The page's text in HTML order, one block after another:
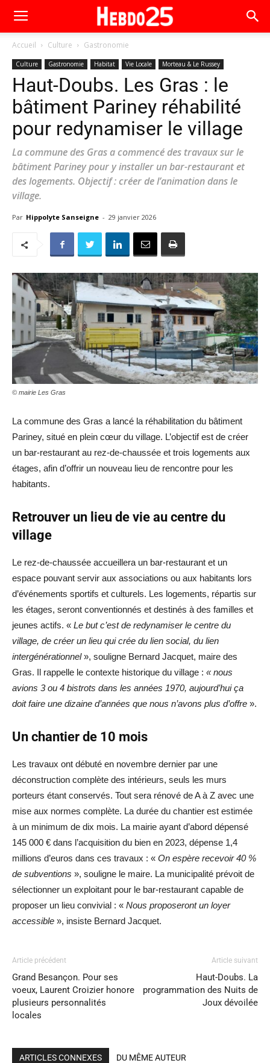
Accueil Culture Gastronomie
Culture Gastronomie Habitat Vie Locale Morteau & Le Russey
Haut-Doubs. Les Gras : le
bâtiment Pariney réhabilité
pour redynamiser le village
La commune des Gras a commencé des travaux sur le
bâtiment Pariney pour y installer un bar-restaurant et
des logements. Objectif : créer de l’animation dans le
village.
Par Hippolyte Sanseigne - 29 janvier 2026
© mairie Les Gras
La commune des Gras a lancé la réhabilitation du bâtiment
Pariney, situé en plein cœur du village. L’objectif est de créer
un bar-restaurant au rez-de-chaussée et trois logements aux
étages, afin d’offrir un nouveau lieu de rencontre pour les
habitants.
Retrouver un lieu de vie au centre du
village
Le rez-de-chaussée accueillera un bar-restaurant et un
espace pouvant servir aux associations ou aux habitants lors
d’événements sportifs et culturels. Les logements, répartis sur
les étages, seront conventionnés et destinés à des familles et
jeunes actifs. « Le but c’est de redynamiser le centre du
village, de créer un lieu qui crée du lien social, du lien
intergénérationnel», souligne Bernard Jacquet, maire des
Gras. Il rappelle le contexte historique du village : « nous
avions 3 ou 4 bistrots dans les années 1970, aujourd’hui ça
doit faire une dizaine d’années que nous n’avons plus d’offre ».
Un chantier de 10 mois
Les travaux ont débuté en novembre dernier par une
déconstruction complète des intérieurs, seuls les murs
porteurs étant conservés. Tout sera rénové de A à Z avec une
mise aux normes complète. La durée du chantier est estimée
à un minimum de dix mois. La mairie ayant d’abord dépensé
145 000 € dans l’acquisition du bien en 2023, dépense 1,4
millions d’euros dans ces travaux : « On espère recevoir 40 %
de subventions », souligne le maire. La municipalité prévoit de
sélectionner un exploitant pour le bar-restaurant capable de
proposer un lieu convivial : « Nous proposeront un loyer
accessible », insiste Bernard Jacquet.
Article précédent
Grand Besançon. Pour ses
voeux, Laurent Croizier honore
plusieurs personnalités
locales
Article suivant
Haut-Doubs. La
programmation des Nuits de
Joux dévoilée
ARTICLES CONNEXES DU MÊME AUTEUR